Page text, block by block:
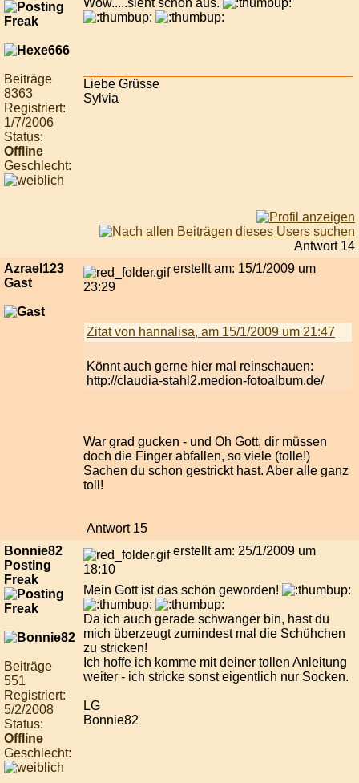
Beiträge
8363
Registriert:
1/7/2006
Status:
Offline
Geschlecht:
Wow.....sieht schön aus.
Liebe Grüsse
Sylvia
Antwort 14
Azrael123
Gast
erstellt am: 15/1/2009 um
23:29
Zitat von hannalisa, am 15/1/2009 um 21:47
Könnt auch gerne hier mal reinschauen:
http://claudia-stahl2.medion-fotoalbum.de/
War grad gucken - und Oh Gott, dir müssen
doch die Finger abfallen, so viele (tolle!)
Sachen du schon gestrickt hast. Aber alle ganz
toll!
Antwort 15
Bonnie82
Posting
Freak
Beiträge
551
Registriert:
5/2/2008
Status:
Offline
Geschlecht:
erstellt am: 25/1/2009 um
18:10
Mein Gott ist das schön geworden!
Da ich auch gerade schwanger bin, hast du
mich überzeugt zumindest mal die Schühchen
zu stricken!
Ich hoffe ich komme mit deiner tollen Anleitung
weiter - ich stricke sonst eigentlich nur Socken.
LG
Bonnie82